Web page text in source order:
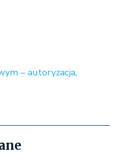
– autoryzacja,